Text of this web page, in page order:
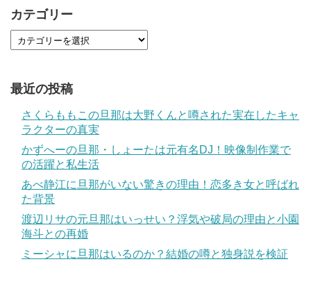
カテゴリー
最近の投稿
さくらももこの旦那は大野くんと噂された実在したキャ
ラクターの真実
かずへーの旦那・しょーたは元有名DJ！映像制作業で
の活躍と私生活
あべ静江に旦那がいない驚きの理由！恋多き女と呼ばれ
た背景
渡辺リサの元旦那はいっせい？浮気や破局の理由と小園
海斗との再婚
ミーシャに旦那はいるのか？結婚の噂と独身説を検証